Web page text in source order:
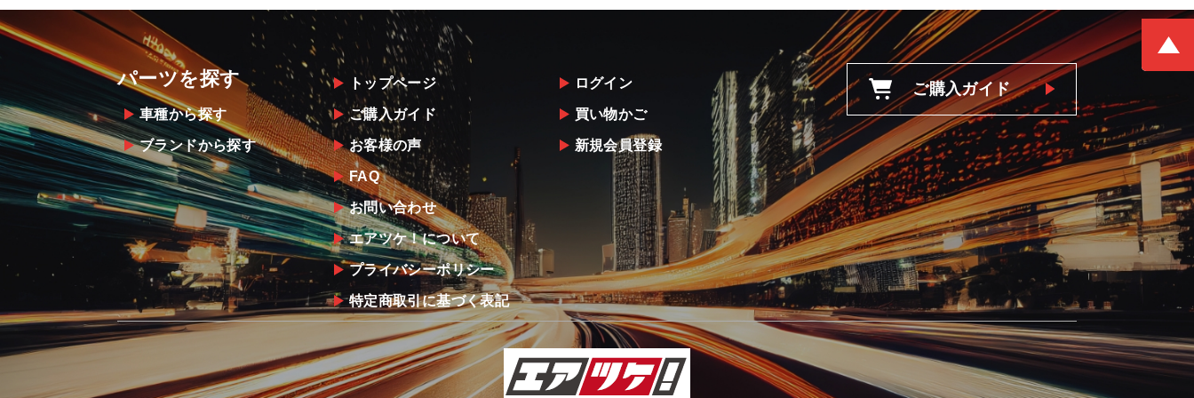
パーツを探す
車種から探す
ブランドから探す
トップページ
ご購入ガイド
お客様の声
FAQ
お問い合わせ
エアツケ！について
プライバシーポリシー
特定商取引に基づく表記
ログイン
買い物かご
新規会員登録
ご購入ガイド